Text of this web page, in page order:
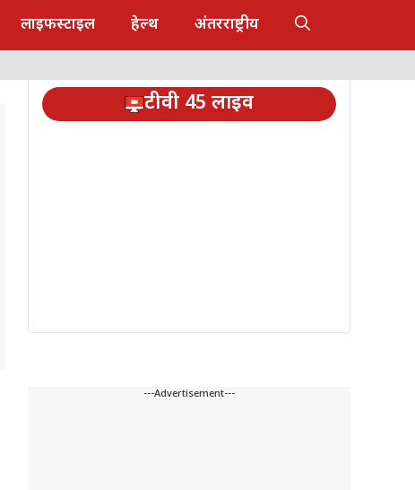
लाइफस्टाइल हेल्थ अंतरराष्ट्रीय
टीवी 45 लाइव
---Advertisement---